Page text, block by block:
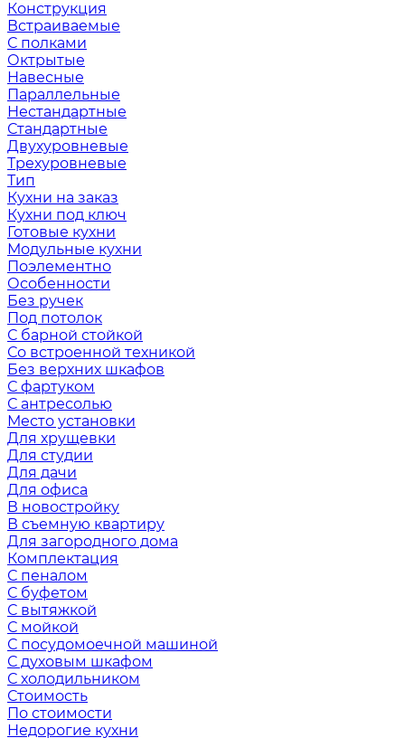
Конструкция
Встраиваемые
С полками
Октрытые
Навесные
Параллельные
Нестандартные
Стандартные
Двухуровневые
Трехуровневые
Тип
Кухни на заказ
Кухни под ключ
Готовые кухни
Модульные кухни
Поэлементно
Особенности
Без ручек
Под потолок
С барной стойкой
Со встроенной техникой
Без верхних шкафов
С фартуком
С антресолью
Место установки
Для хрущевки
Для студии
Для дачи
Для офиса
В новостройку
В съемную квартиру
Для загородного дома
Комплектация
С пеналом
С буфетом
С вытяжкой
С мойкой
С посудомоечной машиной
С духовым шкафом
С холодильником
Стоимость
По стоимости
Недорогие кухни